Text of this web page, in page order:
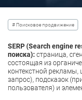
# Поисковое продвижение
SERP (Search engine
поиска): страница,
состоящая из
контекстной рекламы,
запрос), подсказок
пользователя) и